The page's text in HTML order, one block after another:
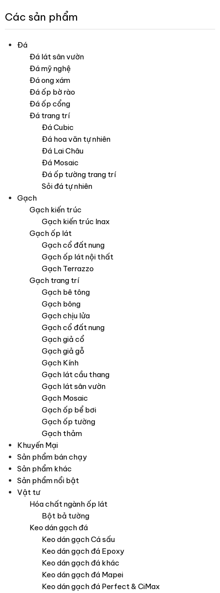
Các sản phẩm
Đá
Đá lát sân vườn
Đá mỹ nghệ
Đá ong xám
Đá ốp bờ rào
Đá ốp cổng
Đá trang trí
Đá Cubic
Đá hoa văn tự nhiên
Đá Lai Châu
Đá Mosaic
Đá ốp tường trang trí
Sỏi đá tự nhiên
Gạch
Gạch kiến trúc
Gạch kiến trúc Inax
Gạch ốp lát
Gạch cổ đất nung
Gạch ốp lát nội thất
Gạch Terrazzo
Gạch trang trí
Gạch bê tông
Gạch bông
Gạch chịu lửa
Gạch cổ đất nung
Gạch giả cổ
Gạch giả gỗ
Gạch Kính
Gạch lát cầu thang
Gạch lát sân vườn
Gạch Mosaic
Gạch ốp bể bơi
Gạch ốp tường
Gạch thảm
Khuyến Mại
Sản phẩm bán chạy
Sản phẩm khác
Sản phẩm nổi bật
Vật tư
Hóa chất ngành ốp lát
Bột bả tường
Keo dán gạch đá
Keo dán gạch Cá sấu
Keo dán gạch đá Epoxy
Keo dán gạch đá khác
Keo dán gạch đá Mapei
Keo dán gạch đá Perfect & CiMax